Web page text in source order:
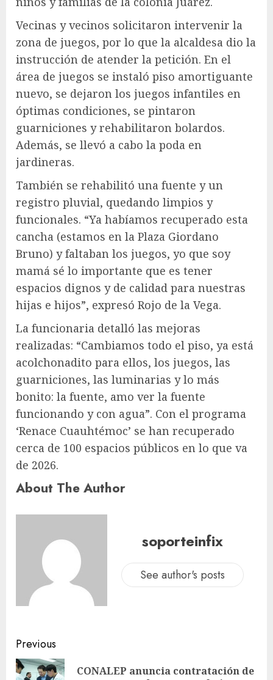
Vecinas y vecinos solicitaron intervenir la
zona de juegos, por lo que la alcaldesa dio la
instrucción de atender la petición. En el
área de juegos se instaló piso amortiguante
nuevo, se dejaron los juegos infantiles en
óptimas condiciones, se pintaron
guarniciones y rehabilitaron bolardos.
Además, se llevó a cabo la poda en
jardineras.
También se rehabilitó una fuente y un
registro pluvial, quedando limpios y
funcionales. “Ya habíamos recuperado esta
cancha (estamos en la Plaza Giordano
Bruno) y faltaban los juegos, yo que soy
mamá sé lo importante que es tener
espacios dignos y de calidad para nuestras
hijas e hijos”, expresó Rojo de la Vega.
La funcionaria detalló las mejoras
realizadas: “Cambiamos todo el piso, ya está
acolchonadito para ellos, los juegos, las
guarniciones, las luminarias y lo más
bonito: la fuente, amo ver la fuente
funcionando y con agua”. Con el programa
‘Renace Cuauhtémoc’ se han recuperado
cerca de 100 espacios públicos en lo que va
de 2026.
About The Author
soporteinfix
See author's posts
Previous
CONALEP anuncia contratación de